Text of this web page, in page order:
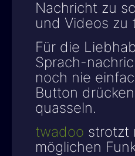
Nachricht zu
und Videos zu
Für die
Sprach-
noch nie
Button
quasseln.
twadoo strotzt
möglichen